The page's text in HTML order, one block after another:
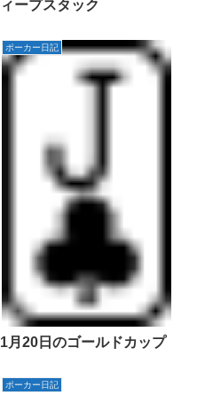
ィープスタック
ポーカー日記
1月20日のゴールドカップ
ポーカー日記